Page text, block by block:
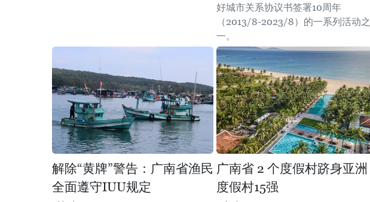
好城市关系协议书签署10周年
（2013/8-2023/8）的一系列活动之
一。
解除“黄牌”警告：广南省渔民
全面遵守IUU规定
广南省 2 个度假村跻身亚洲
度假村15强